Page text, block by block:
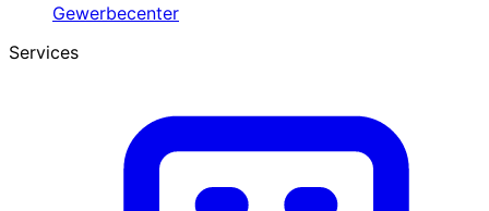
Gewerbecenter
Services